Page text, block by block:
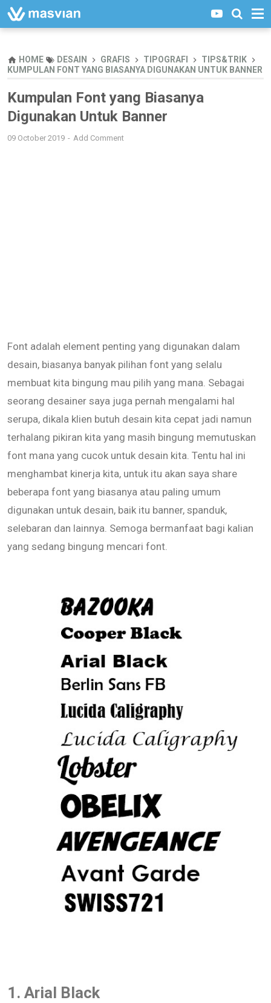
HOME DESAIN GRAFIS TIPOGRAFI
TIPS&TRIK
KUMPULAN FONT YANG BIASANYA DIGUNAKAN UNTUK BANNER
Kumpulan Font yang Biasanya
Digunakan Untuk Banner
09 October 2019 Add Comment
Font adalah element penting yang digunakan dalam
desain, biasanya banyak pilihan font yang selalu
membuat kita bingung mau pilih yang mana. Sebagai
seorang desainer saya juga pernah mengalami hal
serupa, dikala klien butuh desain kita cepat jadi namun
terhalang pikiran kita yang masih bingung memutuskan
font mana yang cucok untuk desain kita. Tentu hal ini
menghambat kinerja kita, untuk itu akan saya share
beberapa font yang biasanya atau paling umum
digunakan untuk desain, baik itu banner, spanduk,
selebaran dan lainnya. Semoga bermanfaat bagi kalian
yang sedang bingung mencari font.
1. Arial Black